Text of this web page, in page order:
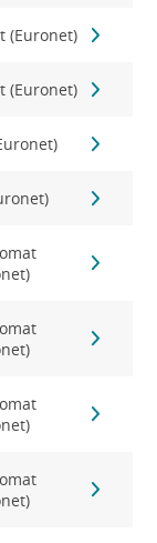
(Euronet)
(Euronet)